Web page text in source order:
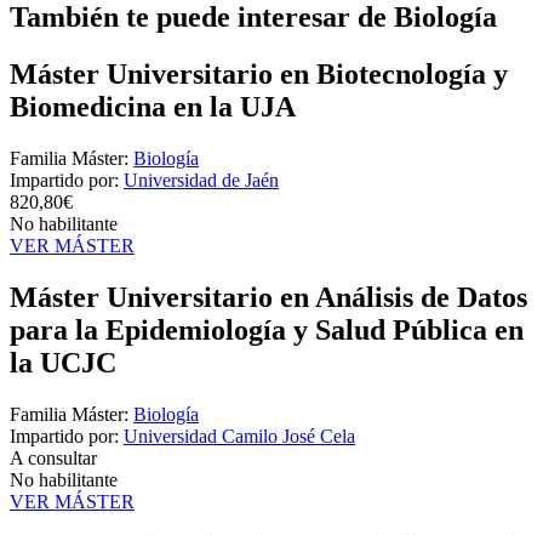
También te puede interesar de Biología
Máster Universitario en Biotecnología y
Biomedicina en la UJA
Familia Máster: Biología
Impartido por: Universidad de Jaén
820,80€
No habilitante
VER MÁSTER
Máster Universitario en Análisis de Datos
para la Epidemiología y Salud Pública en
la UCJC
Familia Máster: Biología
Impartido por: Universidad Camilo José Cela
A consultar
No habilitante
VER MÁSTER